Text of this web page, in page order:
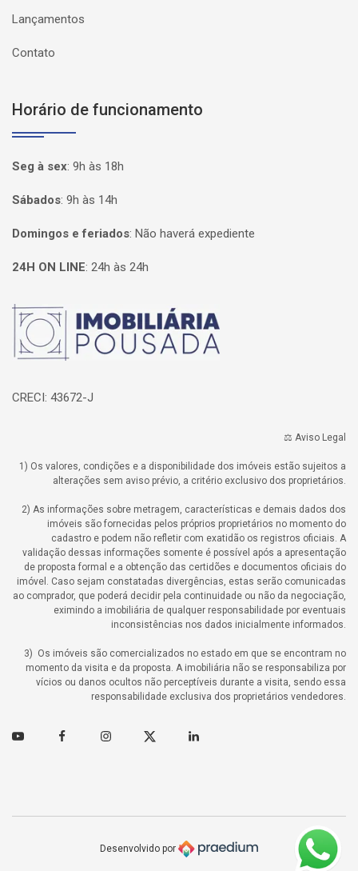
Lançamentos
Contato
Horário de funcionamento
Seg à sex: 9h às 18h
Sábados: 9h às 14h
Domingos e feriados: Não haverá expediente
24H ON LINE: 24h às 24h
Página inicial
CRECI: 43672-J
⚖️ Aviso Legal
1) Os valores, condições e a disponibilidade dos imóveis estão sujeitos a
alterações sem aviso prévio, a critério exclusivo dos proprietários.
2) As informações sobre metragem, características e demais dados dos
imóveis são fornecidas pelos próprios proprietários no momento do
cadastro e podem não refletir com exatidão os registros oficiais. A
validação dessas informações somente é possível após a apresentação
de proposta formal e a obtenção das certidões e documentos oficiais do
imóvel. Caso sejam constatadas divergências, estas serão comunicadas
ao comprador, que poderá decidir pela continuidade ou não da negociação,
eximindo a imobiliária de qualquer responsabilidade por eventuais
inconsistências nos dados inicialmente informados.
3) Os imóveis são comercializados no estado em que se encontram no
momento da visita e da proposta. A imobiliária não se responsabiliza por
vícios ou danos ocultos não perceptíveis durante a visita, sendo essa
responsabilidade exclusiva dos proprietários vendedores.
Youtube FacebookInstagramTwitter Linkedin
Desenvolvido por